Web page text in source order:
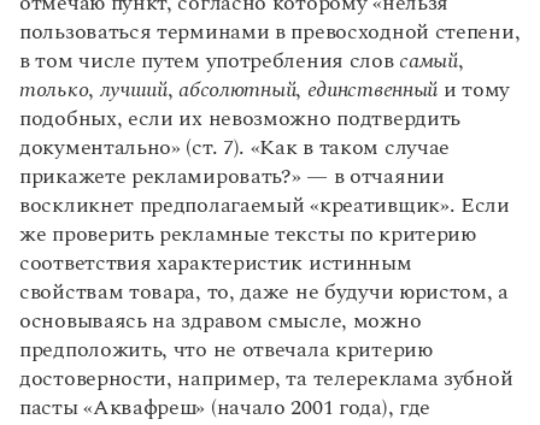
пользоваться терминами в превосходной степени,
в том числе путем употребления слов самый,
только, лучший,абсолютный, единственный и тому
подобных, если их невозможно подтвердить
документально» (ст. 7). «Как в таком случае
прикажете рекламировать?» — в отчаянии
воскликнет предполагаемый «креативщик». Если
же проверить рекламные тексты по критерию
соответствия характеристик истинным
свойствам товара, то, даже не будучи юристом, а
основываясь на здравом смысле, можно
предположить, что не отвечала критерию
достоверности, например, та телереклама зубной
пасты «Аквафреш» (начало 2001 года), где